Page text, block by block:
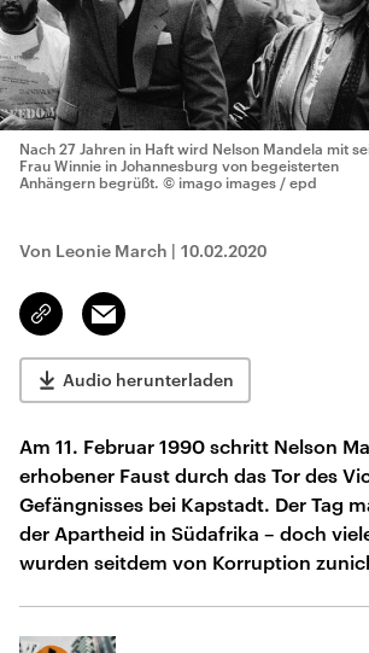
Nach 27 Jahren in Haft wird Nelson Mandela mit
Frau Winnie in Johannesburg von begeisterten
Anhängern begrüßt. © imago images / epd
Von Leonie March | 10.02.2020
Link
kopieren/teilen
Email
Audio herunterladen
Am 11. Februar 1990 schritt Nelson
erhobener Faust durch das Tor des
Gefängnisses bei Kapstadt. Der Tag
der Apartheid in Südafrika – doch
wurden seitdem von Korruption